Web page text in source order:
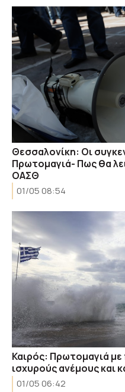
Θεσσαλονίκη: Οι
Πρωτομαγιά- Πως θα
ΟΑΣΘ
01/05 08:54
Καιρός: Πρωτομαγιά
ισχυρούς ανέμους και
01/05 06:42